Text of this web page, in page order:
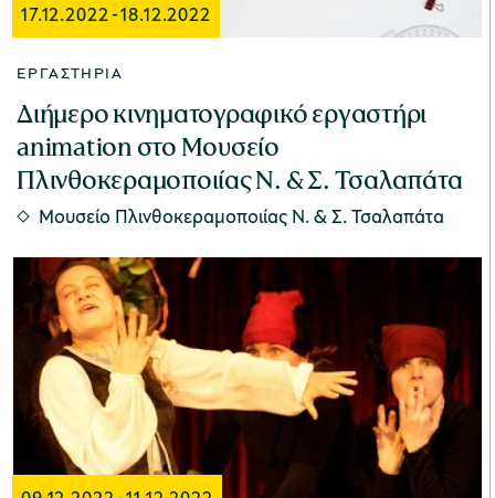
Μουσείο Περιβάλλοντος Στυμφαλίας
Μουσείο Μαστίχας Χίου
Μουσείο Αργυροτεχνίας
ομάδες
προγράμματα
17.12.2022-18.12.2022
ΕΡΓΑΣΤΉΡΙΑ
Διήμερο κινηματογραφικό εργαστήρι
animation στο Μουσείο
Πλινθοκεραμοποιίας Ν. & Σ. Τσαλαπάτα
Μουσείο Πλινθοκεραμοποιίας N. & Σ. Τσαλαπάτα